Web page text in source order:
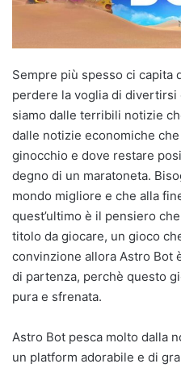
Sempre più spesso ci capita
perdere la voglia di divertirsi
siamo dalle terribili notizie
dalle notizie economiche
ginocchio e dove restare
degno di un maratoneta.
mondo migliore e che alla
quest’ultimo è il pensiero
titolo da giocare, un gioco
convinzione allora Astro Bot
di partenza, perchè questo
pura e sfrenata.
Astro Bot pesca molto dalla
un platform adorabile e di